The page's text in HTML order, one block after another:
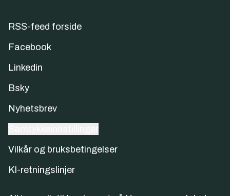
RSS-feed forside
Facebook
Linkedin
Bsky
Nyhetsbrev
Vilkår og bruksbetingelser
KI-retningslinjer